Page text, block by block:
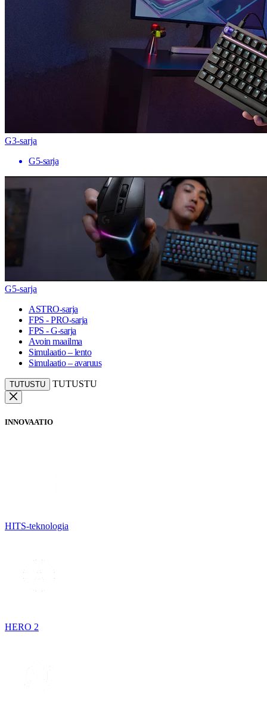
G3-sarja
G5-sarja
G5-sarja
ASTRO-sarja
FPS - PRO-sarja
FPS - G-sarja
Avoin maailma
Simulaatio – lento
Simulaatio – avaruus
TUTUSTU TUTUSTU
INNOVAATIO
HITS-teknologia
HERO 2